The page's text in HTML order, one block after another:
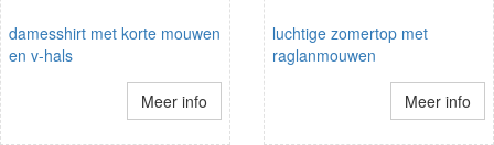
damesshirt met korte mouwen
en v-hals
Meer info
luchtige zomertop met
raglanmouwen
Meer info